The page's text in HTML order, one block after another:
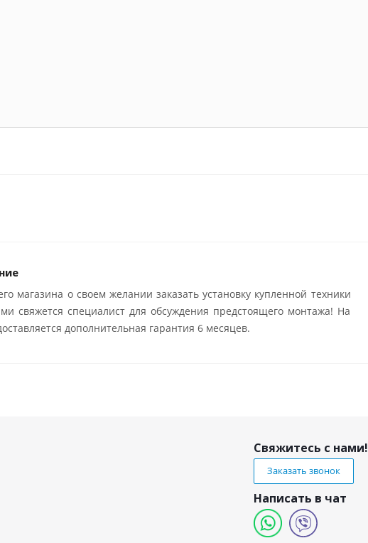
магазина о своем желании заказать установку купленной техники
свяжется специалист для обсуждения предстоящего монтажа! На
дополнительная гарантия 6 месяцев.
Свяжитесь с нами!
Заказать звонок
Написать в чат